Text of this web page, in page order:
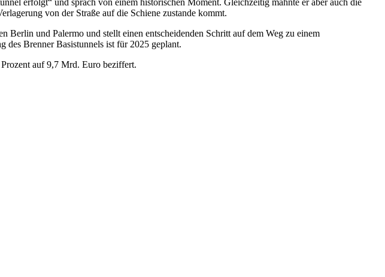
von der Straße auf die Schiene zustande kommt.
und Palermo und stellt einen entscheidenden Schritt auf dem Weg zu einem
des Brenner Basistunnels ist für 2025 geplant.
auf 9,7 Mrd. Euro beziffert.